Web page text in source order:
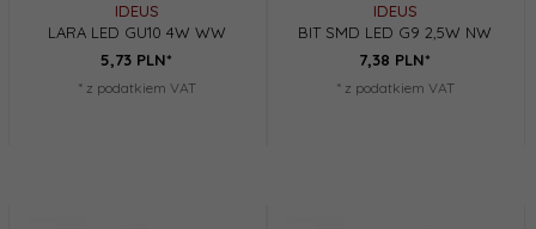
IDEUS
LARA LED GU10 4W WW
5,73 PLN*
* z podatkiem VAT
IDEUS
BIT SMD LED G9 2,5W NW
7,38 PLN*
* z podatkiem VAT